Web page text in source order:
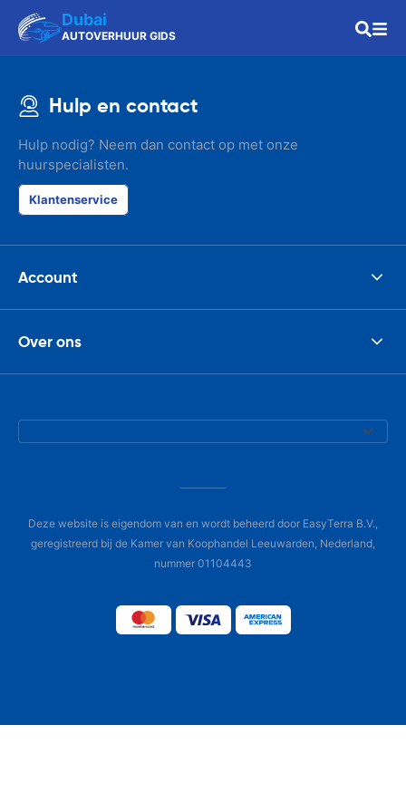
Dubai
AUTOVERHUUR GIDS
Hulp en contact
Hulp nodig? Neem dan contact op met onze
huurspecialisten.
Klantenservice
Account
Over ons
Deze website is eigendom van en wordt beheerd door EasyTerra B.V.,
geregistreerd bij de Kamer van Koophandel Leeuwarden, Nederland,
nummer 01104443